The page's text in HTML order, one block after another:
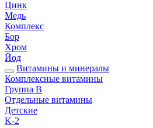
Цинк
Медь
Комплекс
Бор
Хром
Йод
Витамины и минералы
Комплексные витамины
Группа B
Отдельные витамины
Детские
K-2